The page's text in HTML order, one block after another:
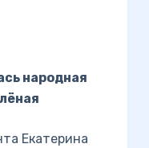
народная
Екатерина